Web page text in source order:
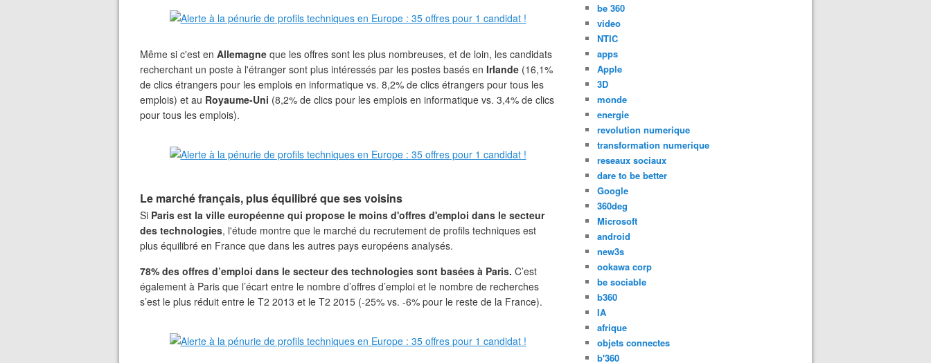
Même si c'est en Allemagne que les offres sont les plus nombreuses, et de loin, les candidats
recherchant un poste à l'étranger sont plus intéressés par les postes basés en Irlande (16,1%
de clics étrangers pour les emplois en informatique vs. 8,2% de clics étrangers pour tous les
emplois) et au Royaume-Uni (8,2% de clics pour les emplois en informatique vs. 3,4% de clics
pour tous les emplois).
Le marché français, plus équilibré que ses voisins
Si Paris est la ville européenne qui propose le moins d'offres d'emploi dans le secteur
des technologies, l'étude montre que le marché du recrutement de profils techniques est
plus équilibré en France que dans les autres pays européens analysés.
78% des offres d’emploi dans le secteur des technologies sont basées à Paris. C’est
également à Paris que l’écart entre le nombre d’offres d’emploi et le nombre de recherches
s’est le plus réduit entre le T2 2013 et le T2 2015 (-25% vs. -6% pour le reste de la France).
be 360
video
NTIC
apps
Apple
3D
monde
energie
revolution numerique
transformation numerique
reseaux sociaux
dare to be better
Google
360deg
Microsoft
android
new3s
ookawa corp
be sociable
b360
IA
afrique
objets connectes
b'360